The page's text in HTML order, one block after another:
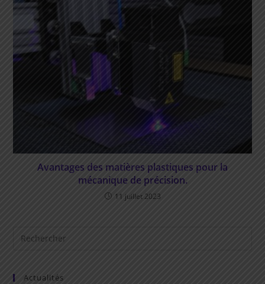
Avantages des matières plastiques pour la
mécanique de précision.
11 juillet 2023
Rechercher
siteActualités